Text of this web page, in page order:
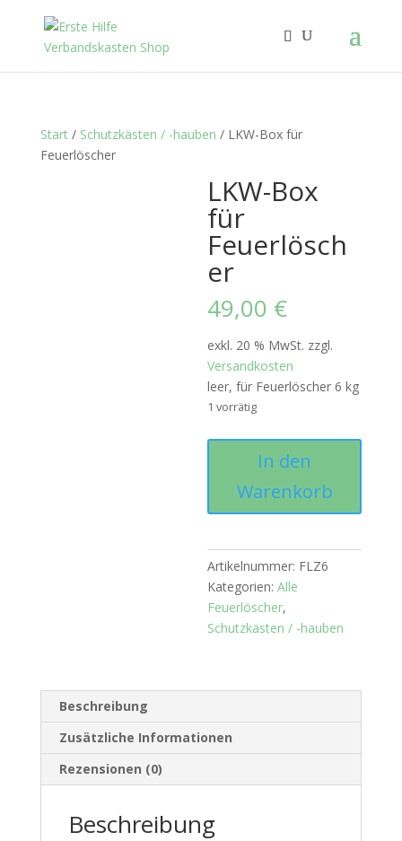
Start/ Schutzkästen / -hauben / LKW-Box für
Feuerlöscher
LKW-Box
für
Feuerlösch
er
49,00 €
exkl. 20 % MwSt. zzgl.
Versandkosten
leer, für Feuerlöscher 6 kg
1 vorrätig
Feuerlöscher
In den
Warenkorb
Artikelnummer: FLZ6
Kategorien:Alle
Feuerlöscher,
Schutzkästen / -hauben
Beschreibung
Zusätzliche Informationen
Rezensionen (0)
Beschreibung